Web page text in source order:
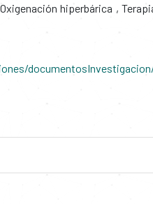
Oxigenación hiperbárica ,